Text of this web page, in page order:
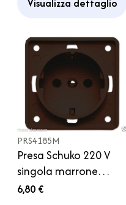
Visualizza dettaglio
PRS4185M
Presa Schuko 220 V
singola marrone
Camper
6,80 €